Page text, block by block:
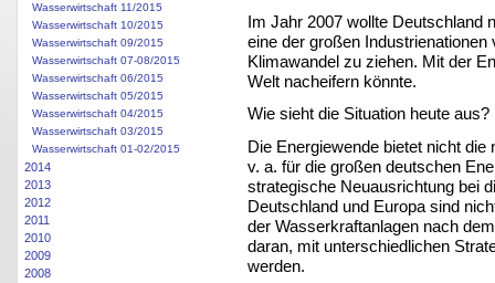
Wasserwirtschaft 11/2015
Wasserwirtschaft 10/2015
Wasserwirtschaft 09/2015
Wasserwirtschaft 07-08/2015
Wasserwirtschaft 06/2015
Wasserwirtschaft 05/2015
Wasserwirtschaft 04/2015
Wasserwirtschaft 03/2015
Wasserwirtschaft 01-02/2015
2014
2013
2012
2011
2010
2009
2008
Im Jahr 2007 wollte Deutschland
eine der großen
Klimawandel zu ziehen. Mit der
Welt nacheifern könnte.
Wie sieht die Situation heute aus?
Die Energiewende bietet nicht
v. a. für die großen deutschen
strategische Neuausrichtung bei
Deutschland und Europa sind
der Wasserkraftanlagen nach
daran, mit unterschiedlichen
werden.